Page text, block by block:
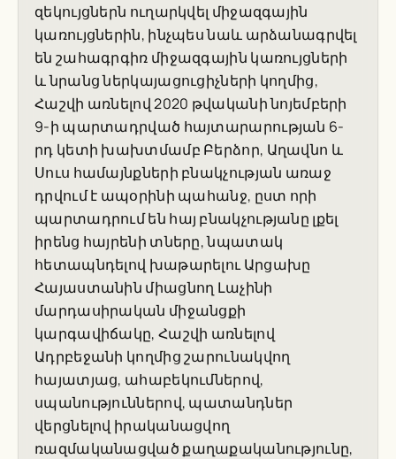
զեկույցներն ուղարկվել միջազգային
կառույցներին, ինչպես նաև արձանագրվել
են շահագրգիռ միջազգային կառույցների
և նրանց ներկայացուցիչների կողմից,
Հաշվի առնելով 2020 թվականի նոյեմբերի
9-ի պարտադրված հայտարարության 6-
րդ կետի խախտմամբ Բերձոր, Աղավնո և
Սուս համայնքների բնակչության առաջ
դրվում է ապօրինի պահանջ, ըստ որի
պարտադրում են հայ բնակչությանը լքել
իրենց հայրենի տները, նպատակ
հետապնդելով խաթարելու Արցախը
Հայաստանին միացնող Լաչինի
մարդասիրական միջանցքի
կարգավիճակը, Հաշվի առնելով
Ադրբեջանի կողմից շարունակվող
հայատյաց, ահաբեկումներով,
սպանություններով, պատանդներ
վերցնելով իրականացվող
ռազմականացված քաղաքականությունը,